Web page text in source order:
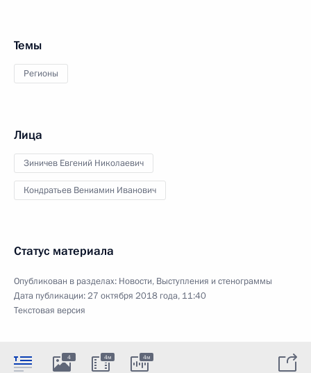
Темы
Регионы
Лица
Зиничев Евгений Николаевич
Кондратьев Вениамин Иванович
Статус материала
Опубликован в разделах: Новости, Выступления и стенограммы
Дата публикации:27 октября 2018 года, 11:40
Текстовая версия
4 4м 4м